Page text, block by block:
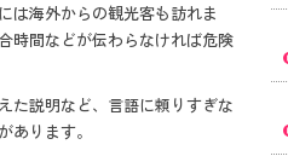
は海外からの観光客も訪れま
時間などが伝わらなければ危険
た説明など、言語に頼りすぎな
ります。